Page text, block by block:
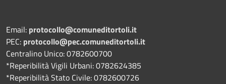
Email: protocollo@comuneditortoli.it
PEC: protocollo@pec.comuneditortoli.it
Centralino Unico: 0782600700
*Reperibilità Vigili Urbani: 0782624385
*Reperibilità Stato Civile: 0782600726